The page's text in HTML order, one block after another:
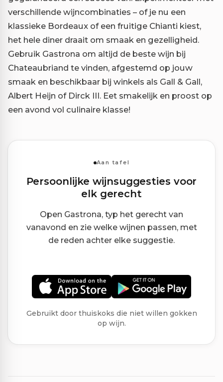
verschillende wijncombinaties – of je nu een
klassieke Bordeaux of een fruitige Chianti kiest,
het hele diner draait om smaak en gezelligheid.
Gebruik Gastrona om altijd de beste wijn bij
Chateaubriand te vinden, afgestemd op jouw
smaak en beschikbaar bij winkels als Gall & Gall,
Albert Heijn of Dirck III. Eet smakelijk en proost op
een avond vol culinaire klasse!
Aan tafel
Persoonlijke wijnsuggesties voor
elk gerecht
Open Gastrona, typ het gerecht van
vanavond en zie welke wijnen passen, met
de reden achter elke suggestie.
Gebruikt door thuiskoks die niet willen gokken
op wijn.